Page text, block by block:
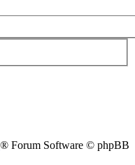
® Forum Software © phpBB